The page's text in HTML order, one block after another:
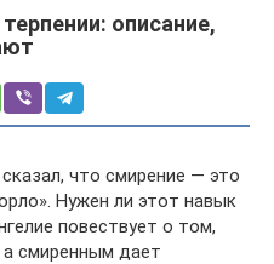
описание,
что смирение — это
Нужен ли этот навык
повествует о том,
смиренным дает